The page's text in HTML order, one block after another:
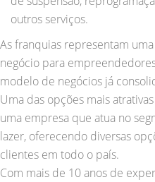
outros serviços.
As franquias representam
negócio para
modelo de negócios já
Uma das opções mais
uma empresa que atua no
lazer, oferecendo diversas
clientes em todo o país.
Com mais de 10 anos de